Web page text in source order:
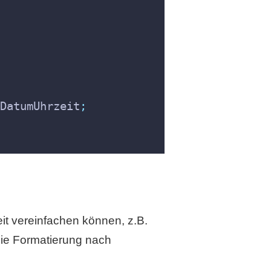
;
vereinfachen können, z.B.
Formatierung nach